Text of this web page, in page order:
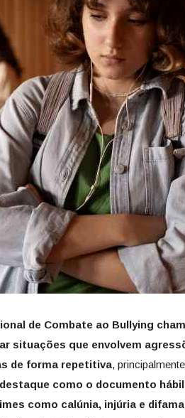
de Combate ao Bullying
situações que envolvem
de forma repetitiva,
como o documento
como calúnia, injúria e